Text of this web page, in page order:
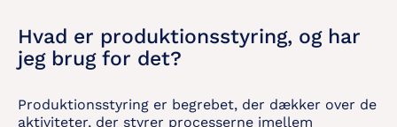
Hvad er produktionsstyring, og har
jeg brug for det?
Produktionsstyring er begrebet, der dækker over de
aktiviteter, der styrer processerne imellem